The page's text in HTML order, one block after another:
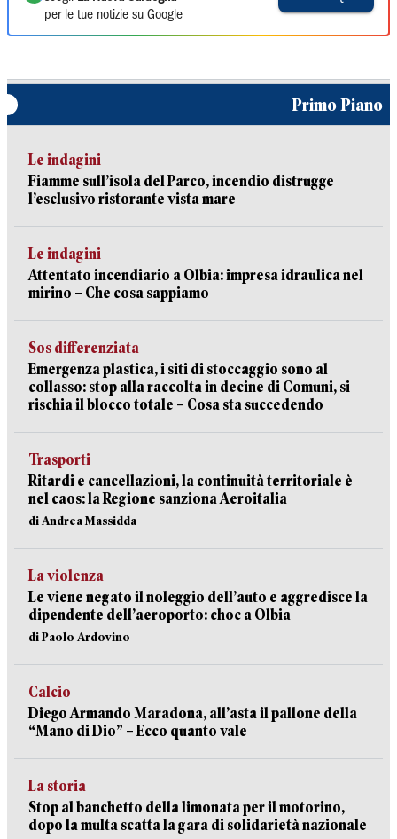
per le tue notizie su Google
Primo Piano
Le indagini
Fiamme sull’isola del Parco, incendio distrugge
l’esclusivo ristorante vista mare
Le indagini
Attentato incendiario a Olbia: impresa idraulica nel
mirino – Che cosa sappiamo
Sos differenziata
Emergenza plastica, i siti di stoccaggio sono al
collasso: stop alla raccolta in decine di Comuni, si
rischia il blocco totale – Cosa sta succedendo
Trasporti
Ritardi e cancellazioni, la continuità territoriale è
nel caos: la Regione sanziona Aeroitalia
di Andrea Massidda
La violenza
Le viene negato il noleggio dell’auto e aggredisce la
dipendente dell’aeroporto: choc a Olbia
di Paolo Ardovino
Calcio
Diego Armando Maradona, all’asta il pallone della
“Mano di Dio” – Ecco quanto vale
La storia
Stop al banchetto della limonata per il motorino,
dopo la multa scatta la gara di solidarietà nazionale